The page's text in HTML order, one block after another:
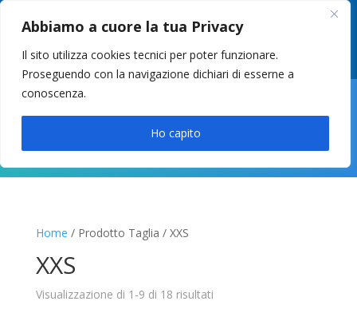
Abbiamo a cuore la tua Privacy
Il sito utilizza cookies tecnici per poter funzionare.
Proseguendo con la navigazione dichiari di esserne a
conoscenza.
Ho capito
049 8627946 –info@cstosetto.it
LUN-VEN 9-12 / 14:30-17
Home / Prodotto Taglia / XXS
XXS
Visualizzazione di 1-9 di 18 risultati